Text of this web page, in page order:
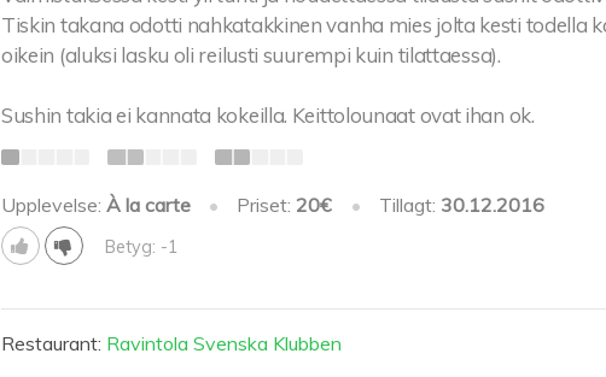
Tiskin takana odotti nahkatakkinen vanha mies jolta kesti todella
oikein (aluksi lasku oli reilusti suurempi kuin tilattaessa).
Sushin takia ei kannata kokeilla. Keittolounaat ovat ihan ok.
Upplevelse: À la carte • Priset: 20€ • Tillagt: 30.12.2016
Betyg: -1
Restaurant: Ravintola Svenska Klubben